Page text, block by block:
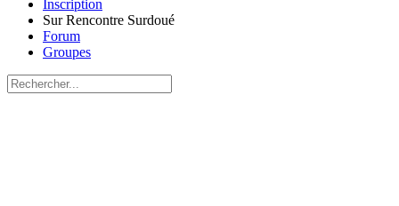
Inscription
Sur Rencontre Surdoué
Forum
Groupes
Recherche
pour: